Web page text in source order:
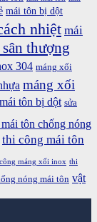
mái tôn bị dột
nhiệt mái
thượng
304 máng xối
máng xối
tôn bị dột sửa
tôn chống nóng
thi công mái tôn
máng xối inox thi
nóng mái tôn vật